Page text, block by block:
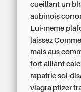
cueillant un
aubinois
Lui-même
laissez
mais aus
fort alliant
rapatrie soi-
viagra pfizer